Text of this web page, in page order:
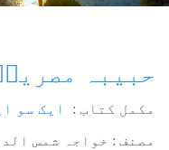
حبیبہ
مکمل کتاب : ایک سو
مصنف : خواجہ شمس